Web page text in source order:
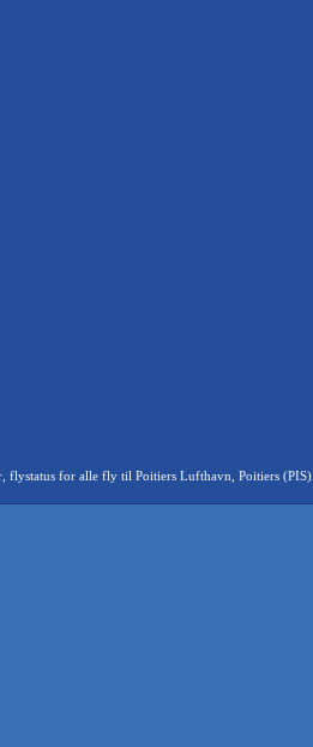
flystatus for alle fly til Poitiers Lufthavn, Poitiers (PIS).